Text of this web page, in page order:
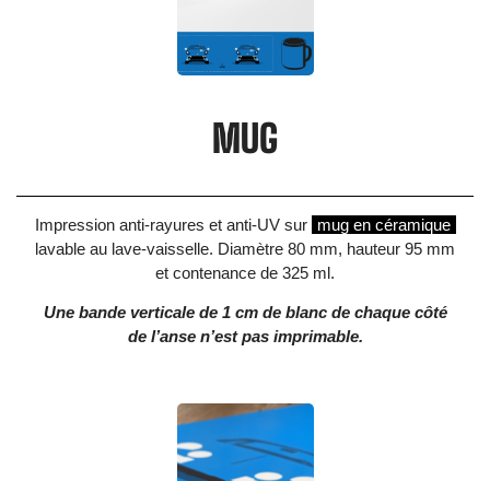
MUG
Impression anti-rayures et anti-UV sur mug en céramique
lavable au lave-vaisselle. Diamètre 80 mm, hauteur 95 mm
et contenance de 325 ml.
Une bande verticale de 1 cm de blanc de chaque côté
de l’anse n’est pas imprimable.